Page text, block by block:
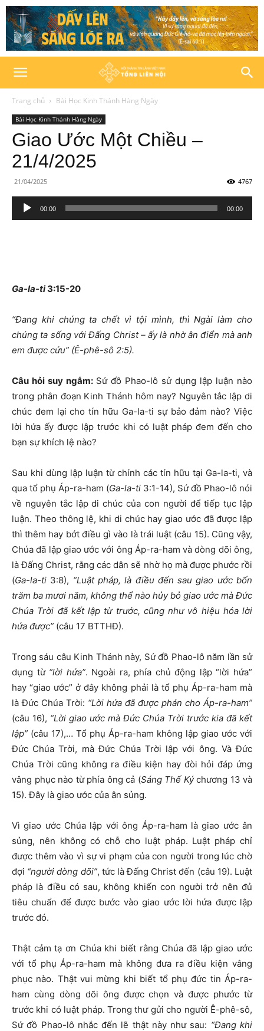
Trang chủ Bài Học Kinh Thánh Hàng Ngày
Bài Học Kinh Thánh Hàng Ngày
Giao Ước Một Chiều –
21/4/2025
21/04/2025 4767
Trình
phát
00:00 00:00
Ga-la-ti3:15-20
“Đang khi chúng ta chết vì tội mình, thì Ngài làm cho
chúng ta sống với Đấng Christ – ấy là nhờ ân điển mà anh
em được cứu” (Ê-phê-sô 2:5).
Câu hỏi suy ngẫm: Sứ đồ Phao-lô sử dụng lập luận nào
trong phân đoạn Kinh Thánh hôm nay? Nguyên tắc lập di
chúc đem lại cho tín hữu Ga-la-ti sự bảo đảm nào? Việc
lời hứa ấy được lập trước khi có luật pháp đem đến cho
bạn sự khích lệ nào?
Sau khi dùng lập luận từ chính các tín hữu tại Ga-la-ti, và
qua tổ phụ Áp-ra-ham (Ga-la-ti 3:1-14), Sứ đồ Phao-lô nói
về nguyên tắc lập di chúc của con người để tiếp tục lập
luận. Theo thông lệ, khi di chúc hay giao ước đã được lập
thì thêm hay bớt điều gì vào là trái luật (câu 15). Cũng vậy,
Chúa đã lập giao ước với ông Áp-ra-ham và dòng dõi ông,
là Đấng Christ, rằng các dân sẽ nhờ họ mà được phước rồi
(Ga-la-ti 3:8), “Luật pháp, là điều đến sau giao ước bốn
trăm ba mươi năm, không thể nào hủy bỏ giao ước mà Đức
Chúa Trời đã kết lập từ trước, cũng như vô hiệu hóa lời
hứa được” (câu 17 BTTHĐ).
Trong sáu câu Kinh Thánh này, Sứ đồ Phao-lô năm lần sử
dụng từ “lời hứa”. Ngoài ra, phía chủ động lập “lời hứa”
hay “giao ước” ở đây không phải là tổ phụ Áp-ra-ham mà
là Đức Chúa Trời: “Lời hứa đã được phán cho Áp-ra-ham”
(câu 16), “Lời giao ước mà Đức Chúa Trời trước kia đã kết
lập” (câu 17),… Tổ phụ Áp-ra-ham không lập giao ước với
Đức Chúa Trời, mà Đức Chúa Trời lập với ông. Và Đức
Chúa Trời cũng không ra điều kiện hay đòi hỏi đáp ứng
vâng phục nào từ phía ông cả (Sáng Thế Kýchương 13 và
15). Đây là giao ước của ân sủng.
Vì giao ước Chúa lập với ông Áp-ra-ham là giao ước ân
sủng, nên không có chỗ cho luật pháp. Luật pháp chỉ
được thêm vào vì sự vi phạm của con người trong lúc chờ
đợi “người dòng dõi”, tức là Đấng Christ đến (câu 19). Luật
pháp là điều có sau, không khiến con người trở nên đủ
tiêu chuẩn để được bước vào giao ước lời hứa được lập
trước đó.
Thật cảm tạ ơn Chúa khi biết rằng Chúa đã lập giao ước
với tổ phụ Áp-ra-ham mà không đưa ra điều kiện vâng
phục nào. Thật vui mừng khi biết tổ phụ đức tin Áp-ra-
ham cùng dòng dõi ông được chọn và được phước từ
trước khi có luật pháp. Trong thư gửi cho người Ê-phê-sô,
Sứ đồ Phao-lô nhắc đến lẽ thật này như sau: “Đang khi